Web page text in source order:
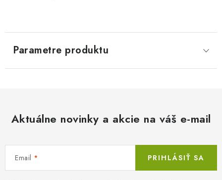
Parametre produktu
Aktuálne novinky a akcie na váš e-mail
Email PRIHLÁSIŤ SA